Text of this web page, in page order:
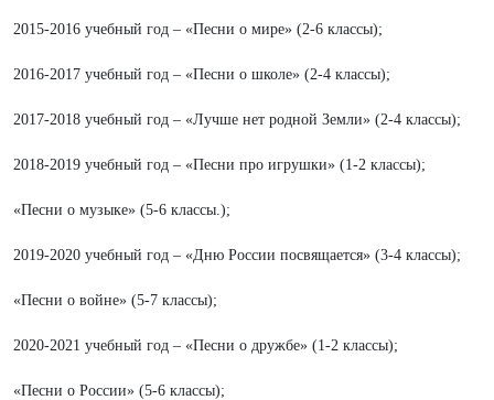
2015-2016 учебный год – «Песни о мире» (2-6 классы);
2016-2017 учебный год – «Песни о школе» (2-4 классы);
2017-2018 учебный год – «Лучше нет родной Земли» (2-4 классы);
2018-2019 учебный год – «Песни про игрушки» (1-2 классы);
«Песни о музыке» (5-6 классы.);
2019-2020 учебный год – «Дню России посвящается» (3-4 классы);
«Песни о войне» (5-7 классы);
2020-2021 учебный год – «Песни о дружбе» (1-2 классы);
«Песни о России» (5-6 классы);